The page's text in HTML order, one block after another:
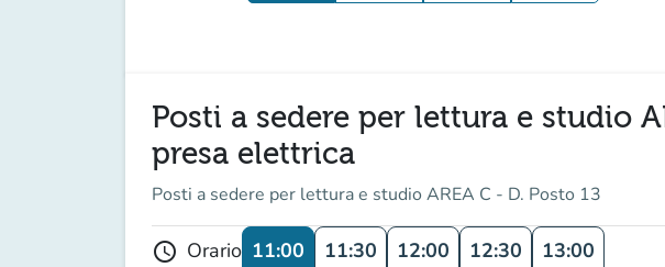
Posti a sedere per lettura e studio
presa elettrica
Posti a sedere per lettura e studio AREA C - D. Posto 13
schedule Orario 11:00 11:30 12:00 12:30 13:00